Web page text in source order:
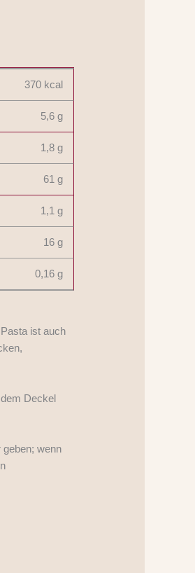
370 kcal
5,6 g
1,8 g
61 g
1,1 g
16 g
0,16 g
ist auch
Deckel
geben; wenn